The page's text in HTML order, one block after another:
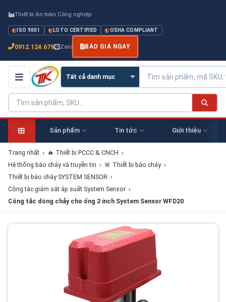
Thiết bị An toàn Công nghiệp
ISO 9001 LOTO CERTIFIED OSHA COMPLIANT
0912.124.679 Zalo BÁO GIÁ NGAY
Sản phẩm Tin tức Giới thiệu
Trang nhất › 🔥 Thiết bị PCCC & CNCH ›
Hệ thống báo cháy và truyền tin › 🚨 Thiết bị báo cháy ›
Thiết bị báo cháy SYSTEM SENSOR ›
Công tắc giám sát áp suất System Sensor ›
Công tắc dòng chảy cho ống 2 inch System Sensor WFD20